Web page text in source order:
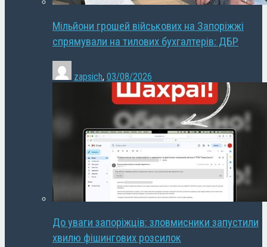
Мільйони грошей військових на Запоріжжі
спрямували на тилових бухгалтерів: ДБР
zapsich, 03/08/2026
До уваги запоріжців: зловмисники запустили
хвилю фішингових розсилок